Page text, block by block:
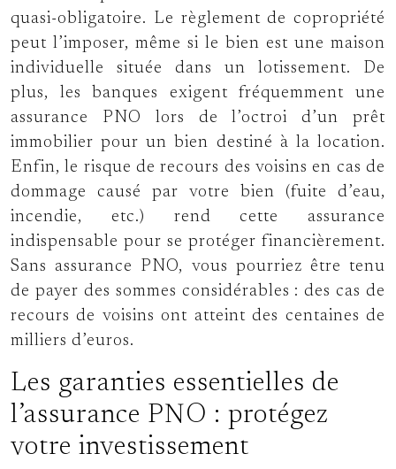
quasi-obligatoire. Le règlement de copropriété
peut l’imposer, même si le bien est une maison
individuelle située dans un lotissement. De
plus, les banques exigent fréquemment une
assurance PNO lors de l’octroi d’un prêt
immobilier pour un bien destiné à la location.
Enfin, le risque de recours des voisins en cas de
dommage causé par votre bien (fuite d’eau,
incendie, etc.) rend cette assurance
indispensable pour se protéger financièrement.
Sans assurance PNO, vous pourriez être tenu
de payer des sommes considérables : des cas de
recours de voisins ont atteint des centaines de
milliers d’euros.
Les garanties essentielles de
l’assurance PNO : protégez
votre investissement